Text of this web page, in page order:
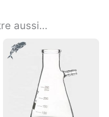
aussi…